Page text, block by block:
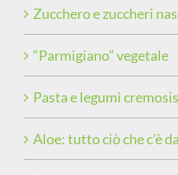
Zucchero e zuccheri
“Parmigiano” vegetale
Pasta e legumi
Aloe: tutto ciò che c’è